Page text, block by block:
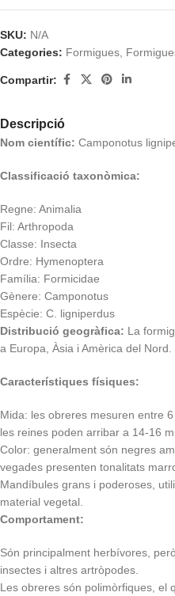
SKU: N/A
Categories: Formigues,
Compartir:
Descripció
Nom científic: Camponotus
Classificació taxonòmica:
Regne: Animalia
Fil: Arthropoda
Classe: Insecta
Ordre: Hymenoptera
Família: Formicidae
Gènere: Camponotus
Espècie: C. ligniperdus
Distribució geogràfica: La
a Europa, Àsia i Amèrica del Nord.
Característiques físiques:
Mida: les obreres mesuren entre
les reines poden arribar a 14-16
Color: generalment són negres
vegades presenten tonalitats
Mandíbules grans i poderoses,
material vegetal.
Comportament:
Són principalment herbívores,
insectes i altres artròpodes.
Les obreres són polimòrfiques, el